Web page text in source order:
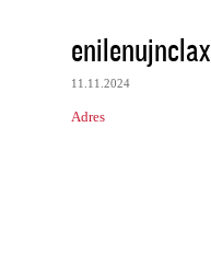
enilenujnclax
11.11.2024
Adres